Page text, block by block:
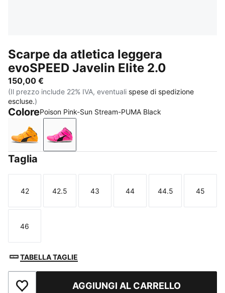
Scarpe da atletica leggera
evoSPEED Javelin Elite 2.0
150,00 €
(Il prezzo include 22% IVA, eventuali spese di spedizione
escluse.)
ColorePoison Pink-Sun Stream-PUMA Black
Sun Stream-PUMA Black-PUMA White
Poison Pink-Sun Stream-PUMA Black
Taglia
Taglia
42
Taglia
42.5
Taglia
43
Taglia
44
Taglia
44.5
Taglia
45
Taglia
46
TABELLA TAGLIE
Aggiungi ai PreferitiAGGIUNGI AL CARRELLO